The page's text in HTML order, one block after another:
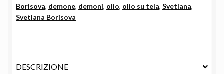
by
Svetlana
Borisova, demone, demoni, olio, olio su tela, Svetlana,
Svetlana Borisova
DESCRIZIONE